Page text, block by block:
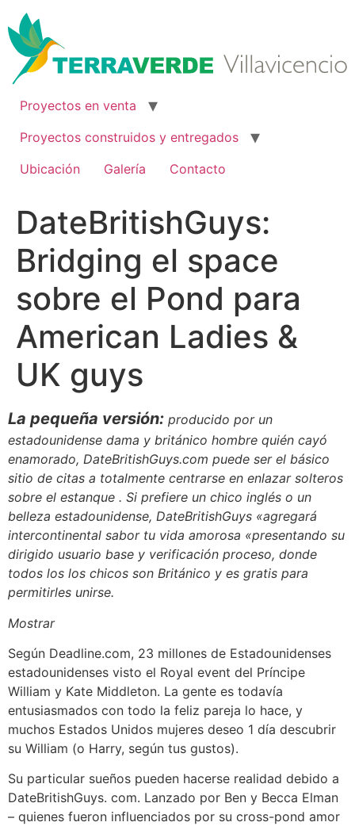
al
contenido
Proyectos en venta
Proyectos construidos y entregados
Ubicación
Galería Contacto
DateBritishGuys:
Bridging el space
sobre el Pond para
American Ladies &
UK guys
La pequeña versión: producido por un
estadounidense dama y británico hombre quién cayó
enamorado, DateBritishGuys.com puede ser el básico
sitio de citas a totalmente centrarse en enlazar solteros
sobre el estanque . Si prefiere un chico inglés o un
belleza estadounidense, DateBritishGuys «agregará
intercontinental sabor tu vida amorosa «presentando su
dirigido usuario base y verificación proceso, donde
todos los los chicos son Británico y es gratis para
permitirles unirse.
Mostrar
Según Deadline.com, 23 millones de Estadounidenses
estadounidenses visto el Royal event del Príncipe
William y Kate Middleton. La gente es todavía
entusiasmados con todo la feliz pareja ​​lo hace, y
muchos Estados Unidos mujeres deseo 1 día descubrir
su William (o Harry, según tus gustos).
Su particular sueños pueden hacerse realidad debido a
DateBritishGuys. com. Lanzado por Ben y Becca Elman
– quienes fueron influenciados por su cross-pond amor